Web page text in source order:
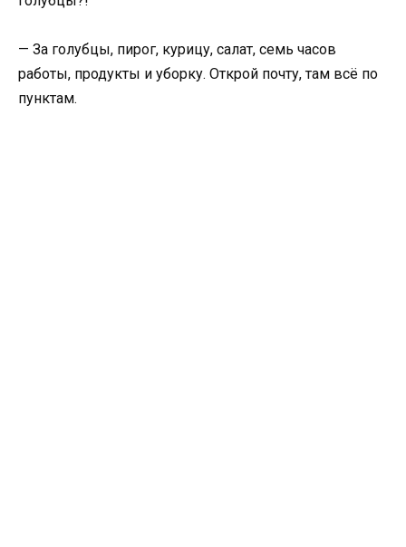
— За голубцы, пирог, курицу, салат, семь часов
работы, продукты и уборку. Открой почту, там всё по
пунктам.